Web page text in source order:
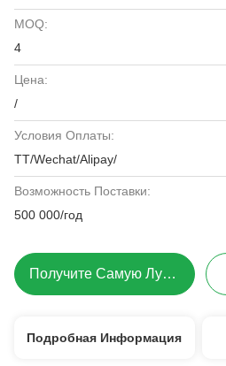
MOQ:
4
Цена:
/
Условия Оплаты:
ТТ/Wechat/Alipay/
Возможность Поставки:
500 000/год
Получите Самую Лучшую Цену
Подробная Информация